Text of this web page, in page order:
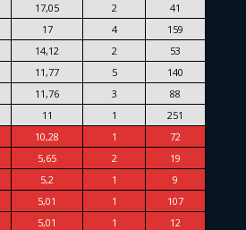
17,05 2
41
17 4
159
14,12 2
53
11,77 5
140
11,76 3
88
11 1
251
10,28 1
72
5,65 2
19
5,2 1
9
5,01 1
107
5,01 1
12